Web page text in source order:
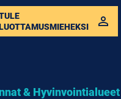
& Hyvinvointialueet
perm_identity